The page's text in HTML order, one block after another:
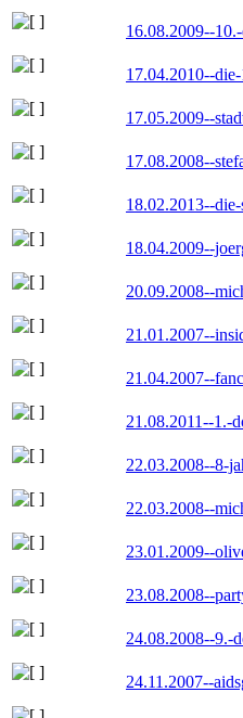
16.08.2009--
17.04.2010--
17.05.2009--
17.08.2008--
18.02.2013--
18.04.2009--
20.09.2008--
21.01.2007--
21.04.2007--
21.08.2011--1.-
22.03.2008--8-
22.03.2008--
23.01.2009--
23.08.2008--
24.08.2008--9.-
24.11.2007--